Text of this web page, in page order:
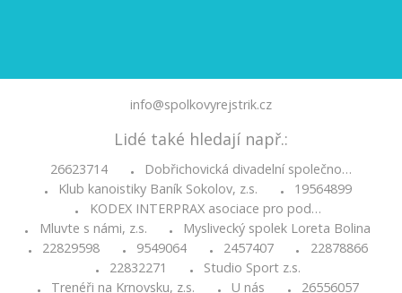
info@spolkovyrejstrik.cz
Lidé také hledají např.:
26623714 •
Dobřichovická divadelní společno…
•
Klub kanoistiky Baník Sokolov, z.s. •
19564899
•
KODEX INTERPRAX asociace pro pod…
•
Mluvte s námi, z.s. •
Myslivecký spolek Loreta Bolina
•
22829598 • 9549064 • 2457407 •
22878866
•
22832271 •
Studio Sport z.s.
Trenéři na Krnovsku, z.s. U nás 26556057